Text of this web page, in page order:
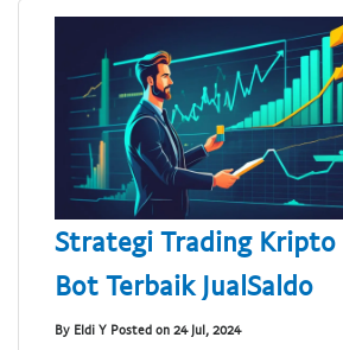
Strategi Trading Kripto
Bot Terbaik JualSaldo
By Eldi Y Posted on 24 Jul, 2024